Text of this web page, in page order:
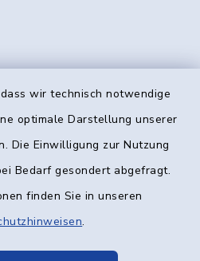
wir technisch notwendige
optimale Darstellung unserer
Die Einwilligung zur Nutzung
Bedarf gesondert abgefragt.
finden Sie in unseren
.